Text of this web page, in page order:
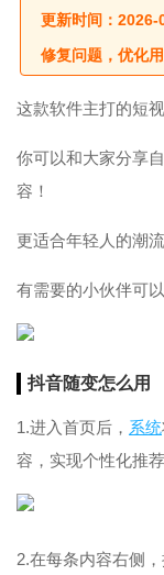
更新时间：2026-
修复问题，优化
这款软件主打的短
你可以和大家分享
容！
更适合年轻人的潮
有需要的小伙伴可
抖音随变怎么用
1.进入首页后， 系统
容，实现个性化推荐
2.在每条内容右侧